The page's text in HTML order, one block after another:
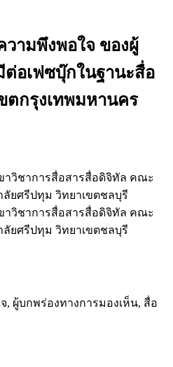
ามพึงพอใจ ของผู้
อเฟซบุ๊กในฐานะสื่อ
ตกรุงเทพมหานคร
าวิชาการสื่อสารสื่อดิจิทัล คณะ
ยศรีปทุม วิทยาเขตชลบุรี
าวิชาการสื่อสารสื่อดิจิทัล คณะ
ยศรีปทุม วิทยาเขตชลบุรี
ผู้บกพร่องทางการมองเห็น, สื่อ